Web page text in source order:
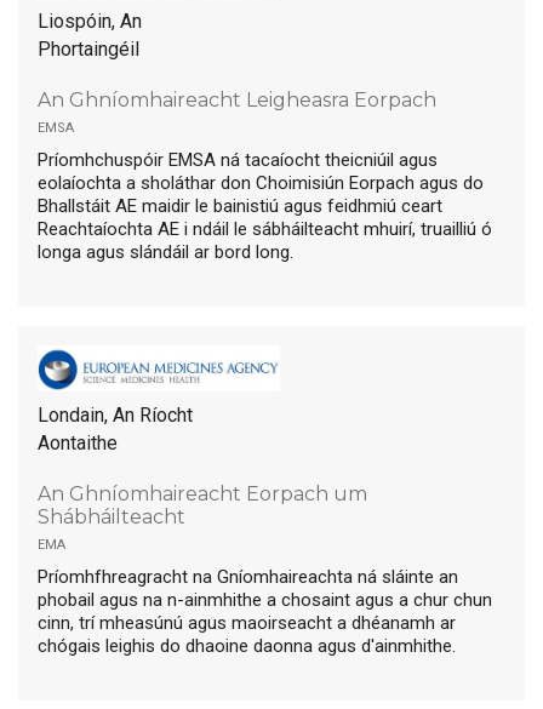
Liospóin, An
Phortaingéil
An Ghníomhaireacht Leigheasra Eorpach
emsa
Príomhchuspóir EMSA ná tacaíocht theicniúil agus
eolaíochta a sholáthar don Choimisiún Eorpach agus do
Bhallstáit AE maidir le bainistiú agus feidhmiú ceart
Reachtaíochta AE i ndáil le sábháilteacht mhuirí, truailliú ó
longa agus slándáil ar bord long.
Londain, An Ríocht
Aontaithe
An Ghníomhaireacht Eorpach um
Shábháilteacht
ema
Príomhfhreagracht na Gníomhaireachta ná sláinte an
phobail agus na n-ainmhithe a chosaint agus a chur chun
cinn, trí mheasúnú agus maoirseacht a dhéanamh ar
chógais leighis do dhaoine daonna agus d'ainmhithe.